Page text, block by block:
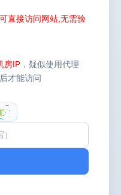
直接访问网站,无需验
房IP ，疑似使用代理
才能访问